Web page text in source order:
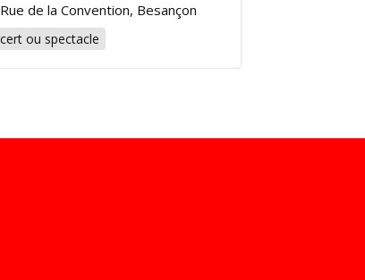
de la Convention, Besançon
ou spectacle